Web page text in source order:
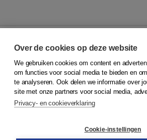
© 2026Koninklijke Boom uitgevers
Klantenservice
Service & informatie
Contact
Over de cookies op deze website
We gebruiken cookies om content en
om functies voor social media te bieden en
te analyseren. Ook delen we informatie over
site met onze partners voor social media,
Privacy- en cookieverklaring
Cookie-instellingen